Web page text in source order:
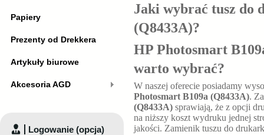
Jaki wybrać tusz
(Q8433A)?
HP Photosmart
warto wybrać?
W naszej oferecie posiadamy
Photosmart B109a (Q8433A).
(Q8433A) sprawiają, że z opcji
na niższy koszt wydruku jednej
jakości. Zamienik tuszu do
Papiery
Prezenty od Drekkera
Artykuły biurowe
Akcesoria AGD
Logowanie (opcja)